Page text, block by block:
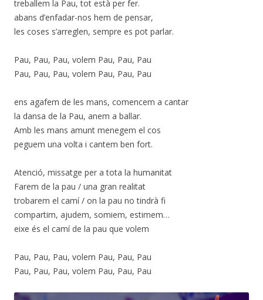
treballem la Pau, tot està per fer.
abans d’enfadar-nos hem de pensar,
les coses s’arreglen, sempre es pot parlar.
Pau, Pau, Pau, volem Pau, Pau, Pau
Pau, Pau, Pau, volem Pau, Pau, Pau
ens agafem de les mans, comencem a cantar
la dansa de la Pau, anem a ballar.
Amb les mans amunt menegem el cos
peguem una volta i cantem ben fort.
Atenció, missatge per a tota la humanitat
Farem de la pau / una gran realitat
trobarem el camí / on la pau no tindrà fi
compartim, ajudem, somiem, estimem…
eixe és el camí de la pau que volem
Pau, Pau, Pau, volem Pau, Pau, Pau
Pau, Pau, Pau, volem Pau, Pau, Pau